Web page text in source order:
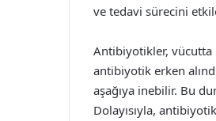
ve tedavi sürecini
Antibiyotikler, vücutta
antibiyotik erken
aşağıya inebilir. Bu
Dolayısıyla,